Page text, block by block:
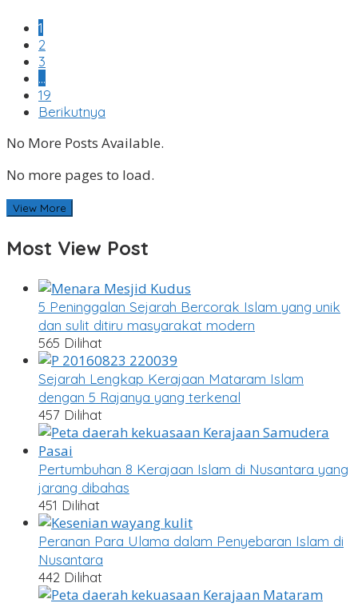
1
2
3
…
19
Berikutnya
No More Posts Available.
No more pages to load.
View More
Most View Post
5 Peninggalan Sejarah Bercorak Islam yang unik
dan sulit ditiru masyarakat modern
565 Dilihat
Sejarah Lengkap Kerajaan Mataram Islam
dengan 5 Rajanya yang terkenal
457 Dilihat
Pertumbuhan 8 Kerajaan Islam di Nusantara yang
jarang dibahas
451 Dilihat
Peranan Para Ulama dalam Penyebaran Islam di
Nusantara
442 Dilihat